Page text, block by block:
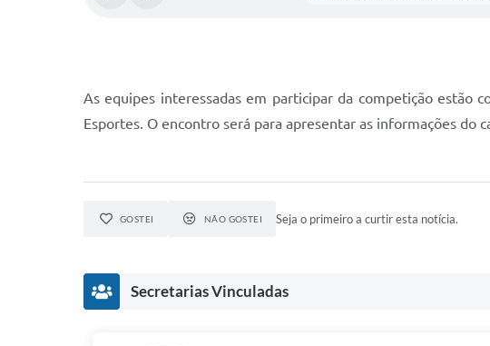
As equipes interessadas em participar da competição estão
Esportes. O encontro será para apresentar as informações do
GOSTEI NÃO GOSTEI Seja o primeiro a curtir esta notícia.
Secretarias Vinculadas